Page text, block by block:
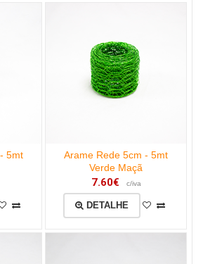
5mt
Arame Rede 5cm - 5mt
Verde Maçã
7.60€ c/iva
DETALHE